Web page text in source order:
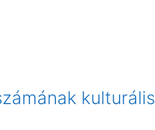
kulturális